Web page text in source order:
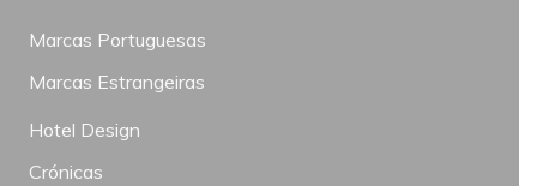
Marcas Portuguesas
Marcas Estrangeiras
Hotel Design
Crónicas